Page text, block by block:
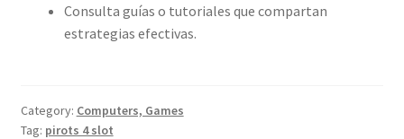
Consulta guías o tutoriales que compartan
estrategias efectivas.
Category: Computers, Games
Tag: pirots 4 slot